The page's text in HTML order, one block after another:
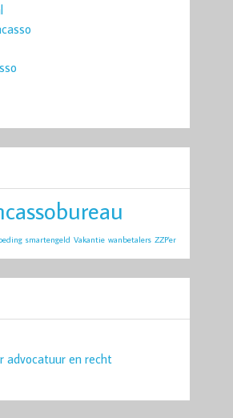
smartengeld Vakantie wanbetalers ZZP'er
advocatuur en recht